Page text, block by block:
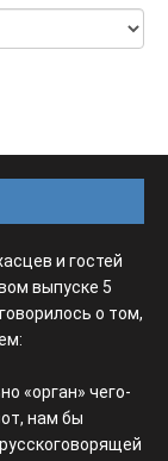
и гостей
выпуске 5
о том,
«орган» чего-
нам бы